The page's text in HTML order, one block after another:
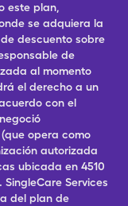
este plan,
se adquiera la
descuento sobre
de
al momento
el derecho a un
con el
opera como
autorizada
ubicada en 4510
SingleCare Services
del plan de